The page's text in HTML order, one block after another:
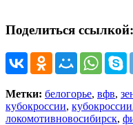
Поделиться ссылкой:
Метки: белогорье, вфв,
кубокроссии,
локомотивновосибирск,